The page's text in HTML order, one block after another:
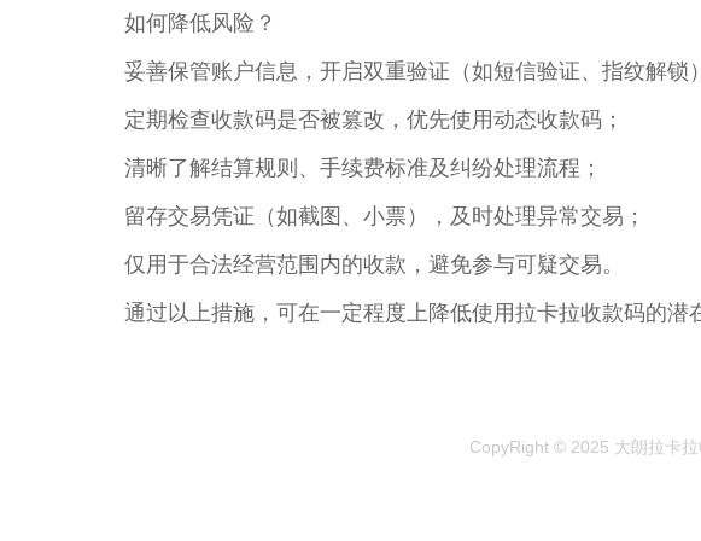
如何降低风险？
妥善保管账户信息，开启双重验证（如短信验证、指纹解锁
定期检查收款码是否被篡改，优先使用动态收款码；
清晰了解结算规则、手续费标准及纠纷处理流程；
留存交易凭证（如截图、小票），及时处理异常交易；
仅用于合法经营范围内的收款，避免参与可疑交易。
通过以上措施，可在一定程度上降低使用拉卡拉收款码的潜
CopyRight © 2025 大朗拉卡